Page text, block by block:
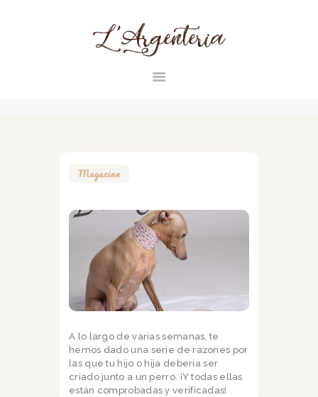
L'ARGENTERIA
CONTACTO
Magazine
A lo largo de varias semanas, te
hemos dado una serie de razones por
las que tu hijo o hija debería ser
criado junto a un perro. ¡Y todas ellas
están comprobadas y verificadas!